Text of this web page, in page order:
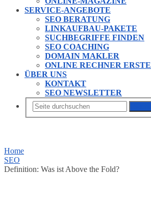
SERVICE-ANGEBOTE
SEO BERATUNG
LINKAUFBAU-PAKETE
SUCHBEGRIFFE FINDEN
SEO COACHING
DOMAIN MAKLER
ONLINE RECHNER
ÜBER UNS
KONTAKT
SEO NEWSLETTER
Home
SEO
Definition: Was ist Above the Fold?